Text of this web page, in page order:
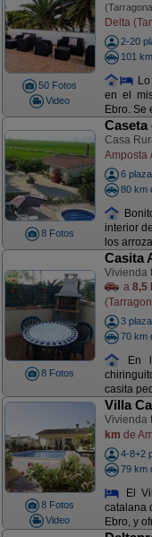
50 Fotos
Video
Delta
2-20
101
en el
Ebro. Se
8 Fotos
Caseta
Casa
Amposta
6
80 km
interior
los
8 Fotos
Casita
Vivienda
a 8,5
3
70 km
En
casita
8 Fotos
Video
Villa
Vivienda
km de
4-8+2
79 km
El
catalana
Ebro, y